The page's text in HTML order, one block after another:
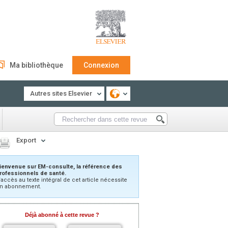
Ma bibliothèque Connexion
Autres sites Elsevier
Export
sur EM-consulte, la référence des
de santé.
au texte intégral de cet article nécessite
abonnement.
Déjà abonné à cette revue ?